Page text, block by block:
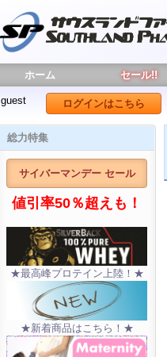
ホーム セール!!
guest ログインはこちら
総力特集
サイバーマンデー セール
値引率50％超えも！
★最高峰プロテイン上陸！★
★新着商品はこちら！★